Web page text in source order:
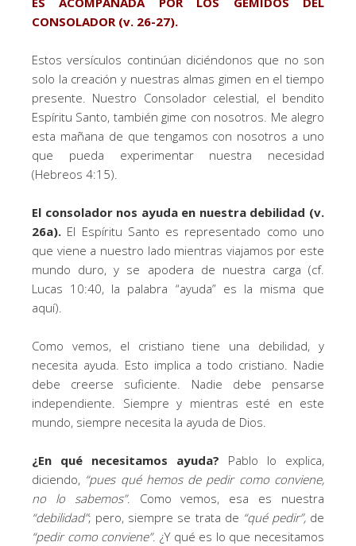
CONSOLADOR (v. 26-27).
Estos versículos continúan diciéndonos que no son
solo la creación y nuestras almas gimen en el tiempo
presente. Nuestro Consolador celestial, el bendito
Espíritu Santo, también gime con nosotros. Me alegro
esta mañana de que tengamos con nosotros a uno
que pueda experimentar nuestra necesidad
(Hebreos 4:15).
El consolador nos ayuda en nuestra debilidad (v.
26a). El Espíritu Santo es representado como uno
que viene a nuestro lado mientras viajamos por este
mundo duro, y se apodera de nuestra carga (cf.
Lucas 10:40, la palabra “ayuda” es la misma que
aquí).
Como vemos, el cristiano tiene una debilidad, y
necesita ayuda. Esto implica a todo cristiano. Nadie
debe creerse suficiente. Nadie debe pensarse
independiente. Siempre y mientras esté en este
mundo, siempre necesita la ayuda de Dios.
¿En qué necesitamos ayuda? Pablo lo explica,
diciendo, “pues qué hemos de pedir como conviene,
no lo sabemos”. Como vemos, esa es nuestra
“debilidad”; pero, siempre se trata de “qué pedir”, de
“pedir como conviene”. ¿Y qué es lo que necesitamos